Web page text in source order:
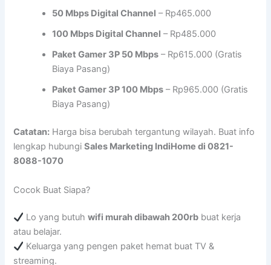
50 Mbps Digital Channel – Rp465.000
100 Mbps Digital Channel – Rp485.000
Paket Gamer 3P 50 Mbps – Rp615.000 (Gratis
Biaya Pasang)
Paket Gamer 3P 100 Mbps – Rp965.000 (Gratis
Biaya Pasang)
Catatan: Harga bisa berubah tergantung wilayah. Buat info
lengkap hubungiSales Marketing IndiHome di 0821-
8088-1070
Cocok Buat Siapa?
Lo yang butuhwifi murah dibawah 200rb buat kerja
atau belajar.
Keluarga yang pengen paket hemat buat TV &
streaming.